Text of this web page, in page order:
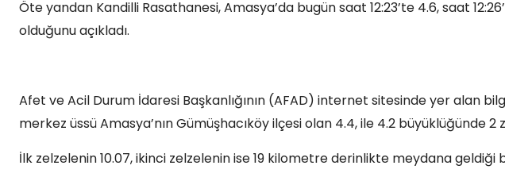
Öte yandan Kandilli Rasathanesi, Amasya’da bugün saat 12:23’te 4.6, saat
olduğunu açıkladı.
Afet ve Acil Durum İdaresi Başkanlığının (AFAD) internet sitesinde yer alan
merkez üssü Amasya’nın Gümüşhacıköy ilçesi olan 4.4, ile 4.2 büyüklüğünde
İlk zelzelenin 10.07, ikinci zelzelenin ise 19 kilometre derinlikte meydana geldiği